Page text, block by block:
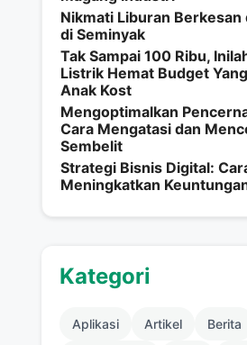
Nikmati Liburan Berkesan
di Seminyak
Tak Sampai 100 Ribu,
Listrik Hemat Budget
Anak Kost
Mengoptimalkan
Cara Mengatasi dan
Sembelit
Strategi Bisnis Digital:
Meningkatkan
Kategori
Aplikasi Artikel Berita